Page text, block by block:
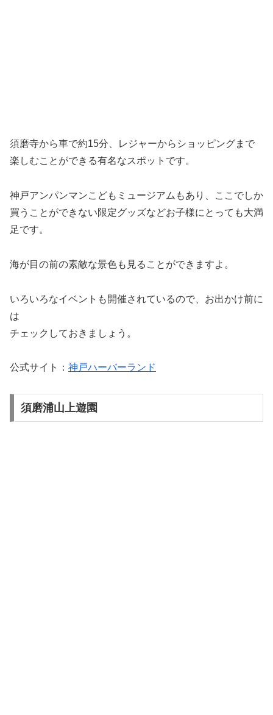
須磨寺から車で約15分、レジャーからショッピングまで
楽しむことができる有名なスポットです。
神戸アンパンマンこどもミュージアムもあり、ここでしか
買うことができない限定グッズなどお子様にとっても大満
足です。
海が目の前の素敵な景色も見ることができますよ。
いろいろなイベントも開催されているので、お出かけ前に
は
チェックしておきましょう。
公式サイト： 神戸ハーバーランド
須磨浦山上遊園